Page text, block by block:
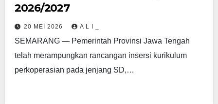
2026/2027
20 MEI 2026 A L I _
SEMARANG — Pemerintah Provinsi Jawa Tengah
telah merampungkan rancangan insersi kurikulum
perkoperasian pada jenjang SD,…